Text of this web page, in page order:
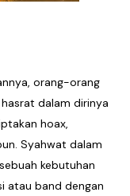
Lewat Single
Balutan
Lewat EP
orang-orang
dalam dirinya
hoax,
Syahwat dalam
kebutuhan
atau band dengan